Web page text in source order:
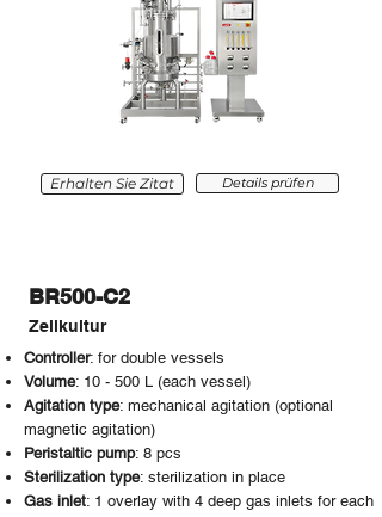
Erhalten Sie Zitat Details prüfen
BR500-C2
Zellkultur
Controller: for double vessels
Volume: 10 - 500 L (each vessel)
Agitation type: mechanical agitation (optional
magnetic agitation)
Peristaltic pump: 8 pcs
Sterilization type: sterilization in place
Gas inlet: 1 overlay with 4 deep gas inlets for each